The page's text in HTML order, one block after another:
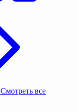
Смотреть все